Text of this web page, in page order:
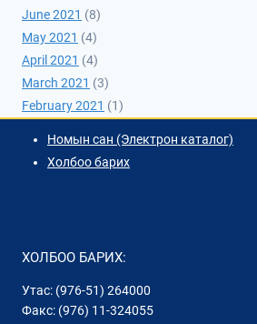
June 2021 (8)
May 2021 (4)
April 2021 (4)
March 2021 (3)
February 2021 (1)
Номын сан (Электрон каталог)
Холбоо барих
ХОЛБОО БАРИХ:
Утас: (976-51) 264000
Факс: (976) 11-324055